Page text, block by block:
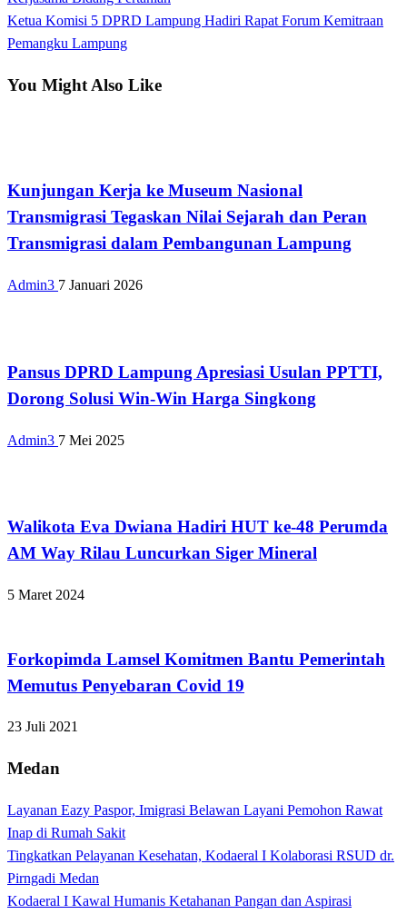
pos
Next
Post
Ketua Komisi 5 DPRD Lampung Hadiri Rapat Forum Kemitraan
Pemangku Lampung
You Might Also Like
Kunjungan Kerja ke Museum Nasional
Transmigrasi Tegaskan Nilai Sejarah dan Peran
Transmigrasi dalam Pembangunan Lampung
Admin3 7 Januari 2026
Pansus DPRD Lampung Apresiasi Usulan PPTTI,
Dorong Solusi Win-Win Harga Singkong
Admin3 7 Mei 2025
Walikota Eva Dwiana Hadiri HUT ke-48 Perumda
AM Way Rilau Luncurkan Siger Mineral
5 Maret 2024
Forkopimda Lamsel Komitmen Bantu Pemerintah
Memutus Penyebaran Covid 19
23 Juli 2021
Medan
Layanan Eazy Paspor, Imigrasi Belawan Layani Pemohon Rawat
Inap di Rumah Sakit
Tingkatkan Pelayanan Kesehatan, Kodaeral I Kolaborasi RSUD dr.
Pirngadi Medan‎
Kodaeral I Kawal Humanis Ketahanan Pangan dan Aspirasi